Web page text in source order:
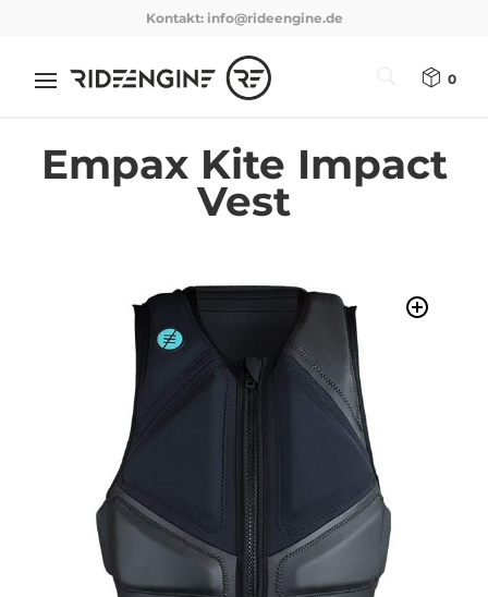
Kontakt: info@rideengine.de
0
Empax Kite Impact
Vest